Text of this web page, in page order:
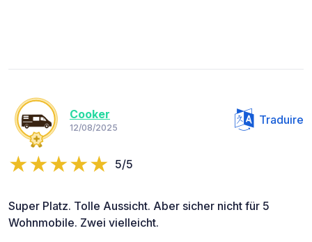
Cooker
12/08/2025
Traduire
5/5
Super Platz. Tolle Aussicht. Aber sicher nicht für 5
Wohnmobile. Zwei vielleicht.